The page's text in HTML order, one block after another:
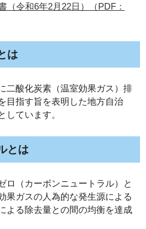
（令和6年2月22日）（PDF：
は
二酸化炭素（温室効果ガス）排
目指す旨を表明した地方自治
しています。
とは
ロ（カーボンニュートラル）と
果ガスの人為的な発生源による
よる除去量との間の均衡を達成